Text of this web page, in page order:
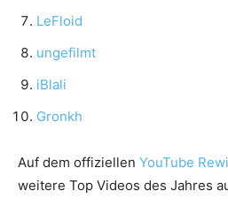
LeFloid
ungefilmt
iBlali
Gronkh
Auf dem offiziellen YouTube
weitere Top Videos des Jahres